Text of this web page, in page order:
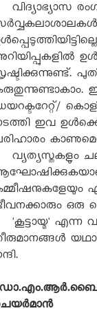
വിദ്യാഭ്യാസ
ഇവ
വ്യത്യസ്തകളും
ഒരു
'കൂട്ടായ്മ' എന്ന